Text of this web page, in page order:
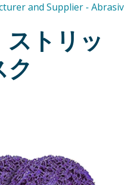
and Supplier - Abrasiv
ストリッ
ク